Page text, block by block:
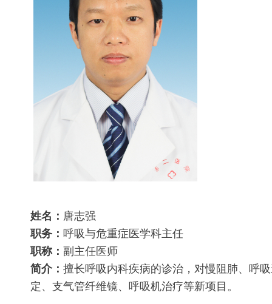
姓名： 唐志强
职务： 呼吸与危重症医学科主任
职称： 副主任医师
简介： 擅长呼吸内科疾病的诊治，对慢阻肺、呼
定、支气管纤维镜、呼吸机治疗等新项目。